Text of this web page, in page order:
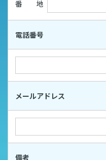
番 地
電話番号
メールアドレス
備考